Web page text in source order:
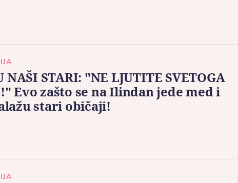
NAŠI STARI: "NE LJUTITE SVETOGA
Evo zašto se na Ilindan jede med i
stari običaji!